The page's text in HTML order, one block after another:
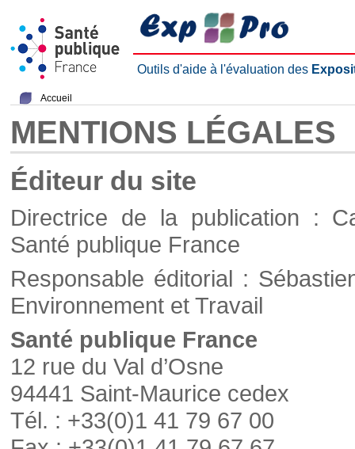
Outils d'aide à l'évaluation des
Accueil
MENTIONS LÉGALES
Éditeur du site
Directrice de la publication :
Santé publique France
Responsable éditorial :
Environnement et Travail
Santé publique France
12 rue du Val d’Osne
94441 Saint-Maurice cedex
Tél. : +33(0)1 41 79 67 00